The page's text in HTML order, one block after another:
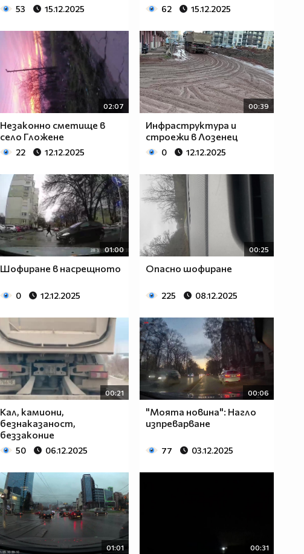
53 15.12.2025 62 15.12.2025
02:07
Незаконно сметище в
село Гложене
22 12.12.2025
00:39
Инфраструктура и
строежи в Лозенец
0 12.12.2025
01:00
Шофиране в насрещното
0 12.12.2025
00:25
Опасно шофиране
225 08.12.2025
00:21
Кал, камиони,
безнаказаност,
беззаконие
50 06.12.2025
00:06
"Моята новина": Нагло
изпреварване
77 03.12.2025
01:01 00:31